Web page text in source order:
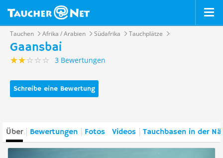
Tauchen Afrika / Arabien Südafrika Tauchplätze
Gaansbai
3 Bewertungen
Schreibe eine Bewertung
Über Bewertungen Fotos Videos Tauchbasen in der